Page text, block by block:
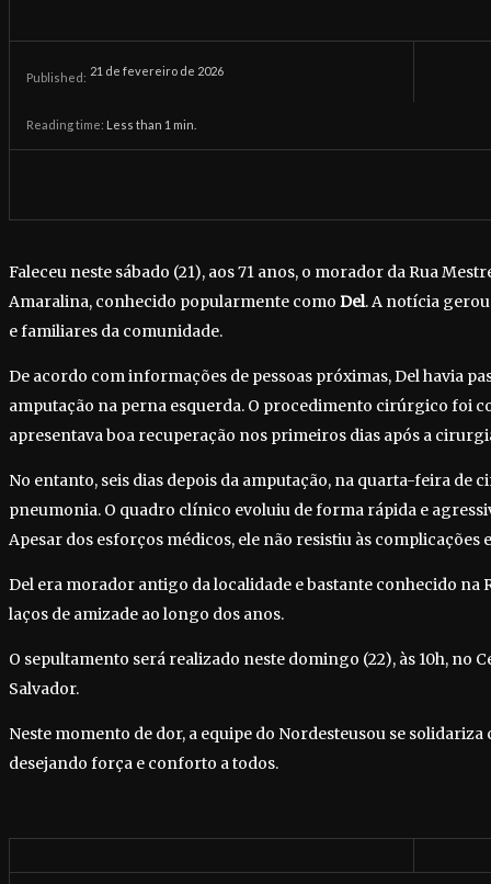
Published: 21 de fevereiro de 2026
Reading time: Less than 1 min.
Faleceu neste sábado (21), aos 71 anos, o morador da Rua
Amaralina, conhecido popularmente como Del. A notícia
e familiares da comunidade.
De acordo com informações de pessoas próximas, Del havia
amputação na perna esquerda. O procedimento cirúrgico foi
apresentava boa recuperação nos primeiros dias após a
No entanto, seis dias depois da amputação, na quarta-feira de
pneumonia. O quadro clínico evoluiu de forma rápida e
Apesar dos esforços médicos, ele não resistiu às complicações
Del era morador antigo da localidade e bastante conhecido na
laços de amizade ao longo dos anos.
O sepultamento será realizado neste domingo (22), às 10h, no
Salvador.
Neste momento de dor, a equipe do Nordesteusou se
desejando força e conforto a todos.